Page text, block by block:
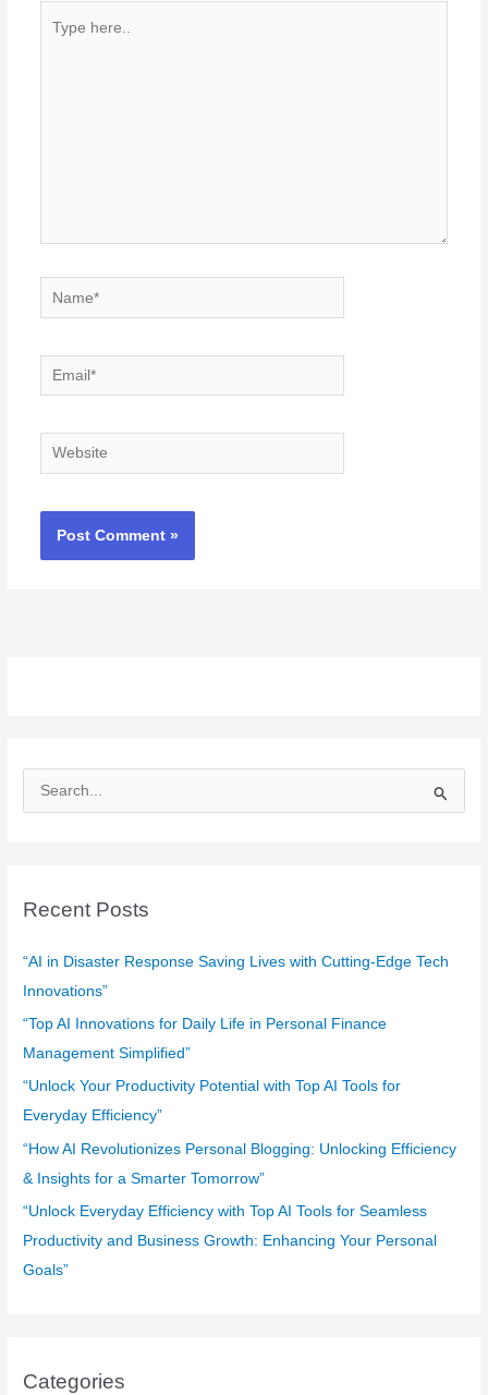
here..
Name*
Email*
Website
e
c
f
o
r
:
Recent Posts
“AI in Disaster Response Saving Lives with Cutting-Edge Tech
Innovations”
“Top AI Innovations for Daily Life in Personal Finance
Management Simplified”
“Unlock Your Productivity Potential with Top AI Tools for
Everyday Efficiency”
“How AI Revolutionizes Personal Blogging: Unlocking Efficiency
& Insights for a Smarter Tomorrow”
“Unlock Everyday Efficiency with Top AI Tools for Seamless
Productivity and Business Growth: Enhancing Your Personal
Goals”
Categories